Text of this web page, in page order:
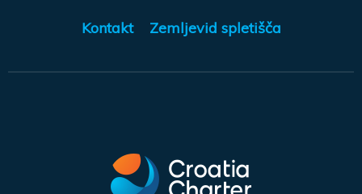
Kontakt Zemljevid spletišča